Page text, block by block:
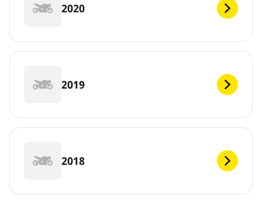
2020
2019
2018